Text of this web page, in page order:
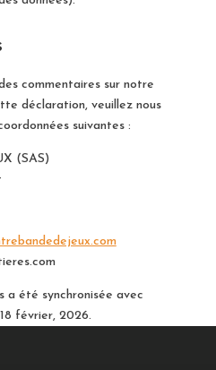
commentaires sur notre
déclaration, veuillez nous
suivantes :
(SAS)
été synchronisée avec
février, 2026.